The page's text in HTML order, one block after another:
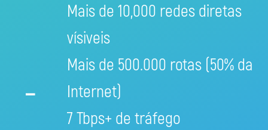
-
Mais de 10,000 redes diretas
vísiveis
Mais de 500.000 rotas (50% da
Internet)
7 Tbps+ de tráfego